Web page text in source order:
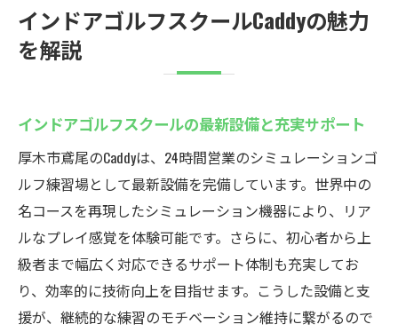
インドアゴルフスクールCaddyの魅力
を解説
インドアゴルフスクールの最新設備と充実サポート
厚木市鳶尾のCaddyは、24時間営業のシミュレーションゴ
ルフ練習場として最新設備を完備しています。世界中の
名コースを再現したシミュレーション機器により、リア
ルなプレイ感覚を体験可能です。さらに、初心者から上
級者まで幅広く対応できるサポート体制も充実してお
り、効率的に技術向上を目指せます。こうした設備と支
援が、継続的な練習のモチベーション維持に繋がるので